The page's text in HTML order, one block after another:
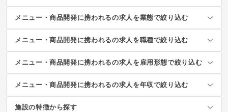
メニュー・商品開発に携われるの求人を業態で絞り込む
メニュー・商品開発に携われるの求人を職種で絞り込む
メニュー・商品開発に携われるの求人を雇用形態で絞り込む
メニュー・商品開発に携われるの求人を年収で絞り込む
施設の特徴から探す